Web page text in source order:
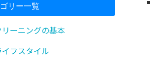
リー一覧
リーニングの基本
イフスタイル